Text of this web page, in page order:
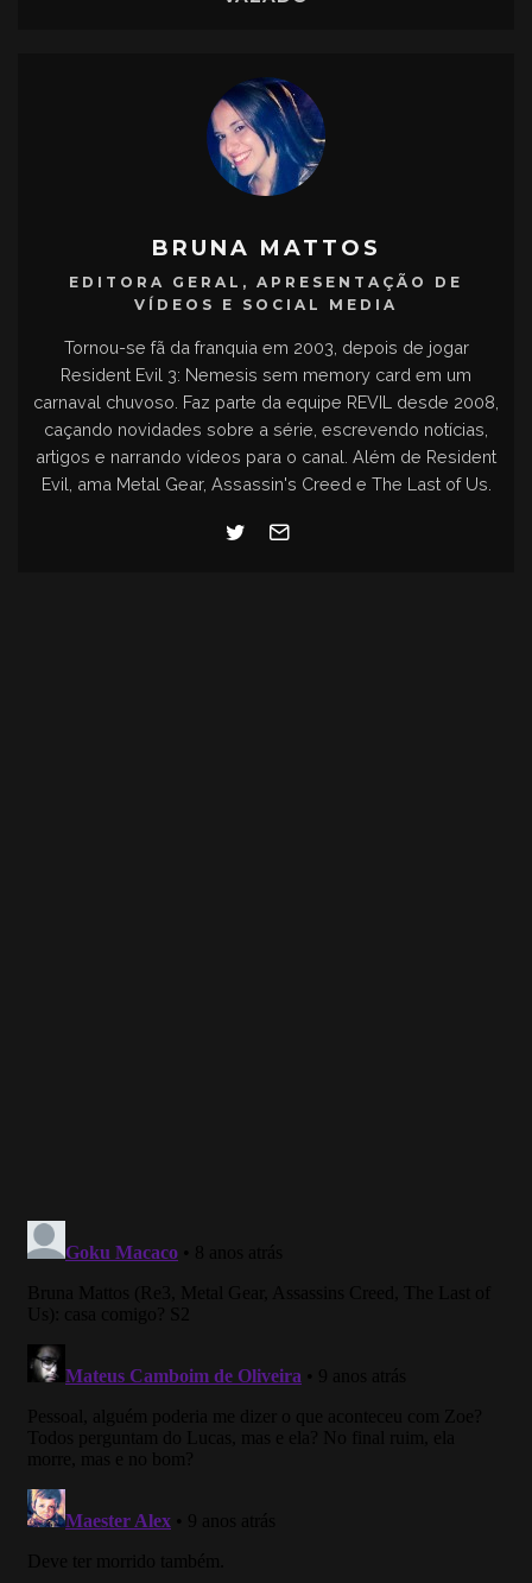
BRUNA MATTOS
EDITORA GERAL, APRESENTAÇÃO DE
VÍDEOS E SOCIAL MEDIA
Tornou-se fã da franquia em 2003, depois de jogar
Resident Evil 3: Nemesis sem memory card em um
carnaval chuvoso. Faz parte da equipe REVIL desde 2008,
caçando novidades sobre a série, escrevendo notícias,
artigos e narrando vídeos para o canal. Além de Resident
Evil, ama Metal Gear, Assassin's Creed e The Last of Us.